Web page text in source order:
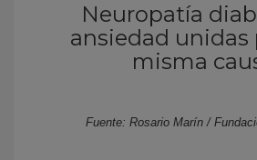
Neuropatía
ansiedad unidas
misma
Fuente: Rosario Marín /